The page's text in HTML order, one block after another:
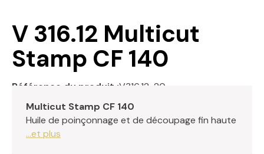
V 316.12 Multicut
Stamp CF 140
Référence du produit :V316.12-20
Multicut Stamp CF 140
Huile de poinçonnage et de découpage fin haute
...et plus